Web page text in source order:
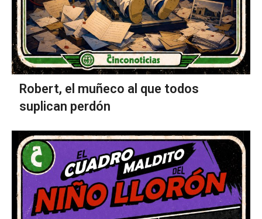
Robert, el muñeco al que todos
suplican perdón